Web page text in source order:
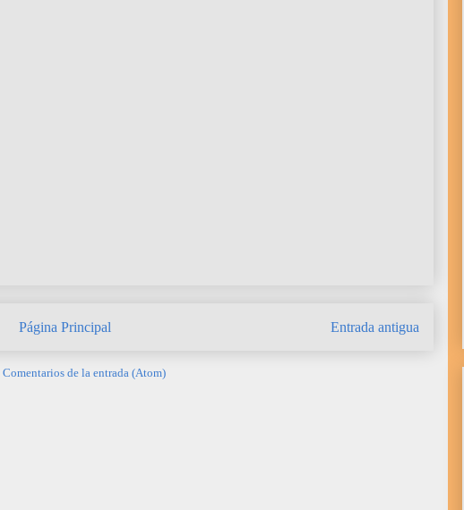
Entrada antigua
Página Principal
Comentarios de la entrada (Atom)